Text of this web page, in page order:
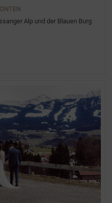
Alp und der Blauen Burg